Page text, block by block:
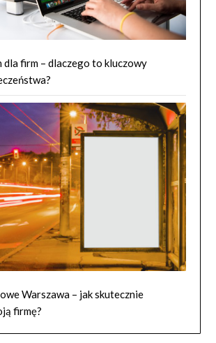
dla firm – dlaczego to kluczowy
Warszawa – jak skutecznie
firmę?